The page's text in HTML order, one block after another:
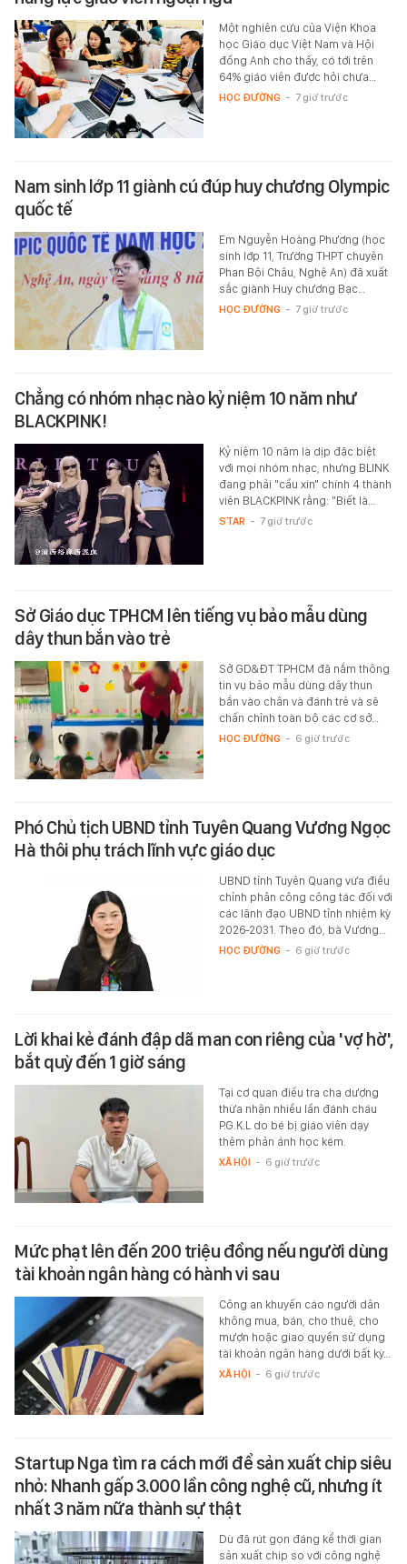
Một nghiên cứu của Viện Khoa
học Giáo dục Việt Nam và Hội
đồng Anh cho thấy, có tới trên
64% giáo viên được hỏi chưa…
HỌC ĐƯỜNG - 7 giờ trước
Nam sinh lớp 11 giành cú đúp huy chương Olympic
quốc tế
Em Nguyễn Hoàng Phương (học
sinh lớp 11, Trường THPT chuyên
Phan Bội Châu, Nghệ An) đã xuất
sắc giành Huy chương Bạc…
HỌC ĐƯỜNG - 7 giờ trước
Chẳng có nhóm nhạc nào kỷ niệm 10 năm như
BLACKPINK!
Kỷ niệm 10 năm là dịp đặc biệt
với mọi nhóm nhạc, nhưng BLINK
đang phải "cầu xin" chính 4 thành
viên BLACKPINK rằng: "Biết là…
STAR - 7 giờ trước
Sở Giáo dục TPHCM lên tiếng vụ bảo mẫu dùng
dây thun bắn vào trẻ
Sở GD&ĐT TPHCM đã nắm thông
tin vụ bảo mẫu dùng dây thun
bắn vào chân và đánh trẻ và sẽ
chấn chỉnh toàn bộ các cơ sở…
HỌC ĐƯỜNG - 6 giờ trước
Phó Chủ tịch UBND tỉnh Tuyên Quang Vương Ngọc
Hà thôi phụ trách lĩnh vực giáo dục
UBND tỉnh Tuyên Quang vừa điều
chỉnh phân công công tác đối với
các lãnh đạo UBND tỉnh nhiệm kỳ
2026-2031. Theo đó, bà Vương…
HỌC ĐƯỜNG - 6 giờ trước
Lời khai kẻ đánh đập dã man con riêng của 'vợ hờ',
bắt quỳ đến 1 giờ sáng
Tại cơ quan điều tra cha dượng
thừa nhận nhiều lần đánh cháu
P.G.K.L do bé bị giáo viên dạy
thêm phản ánh học kém.
XÃ HỘI - 6 giờ trước
Mức phạt lên đến 200 triệu đồng nếu người dùng
tài khoản ngân hàng có hành vi sau
Công an khuyến cáo người dân
không mua, bán, cho thuê, cho
mượn hoặc giao quyền sử dụng
tài khoản ngân hàng dưới bất kỳ…
XÃ HỘI - 6 giờ trước
Startup Nga tìm ra cách mới để sản xuất chip siêu
nhỏ: Nhanh gấp 3.000 lần công nghệ cũ, nhưng ít
nhất 3 năm nữa thành sự thật
Dù đã rút gọn đáng kể thời gian
sản xuất chip so với công nghệ